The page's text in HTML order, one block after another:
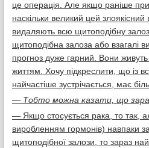
це операція. Але якщо раніше при
наскільки великий цей
видаляють всю щитоподібну
щитоподібна залоза або взагалі
прогноз дуже гарний. Вони
життям. Хочу підкреслити, що із
найчастіше зустрічається, має
— Тобто можна казати, що зараз
— Якщо стосується рака, то так,
виробленням гормонів) навпаки
щитоподібної залози, то зараз